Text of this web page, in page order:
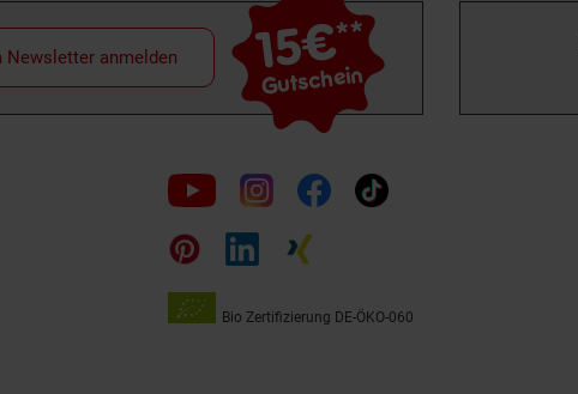
15€**
Gutschein
Newsletter anmelden
Folge
uns
auf
Bio Zertifizierung DE-ÖKO-060